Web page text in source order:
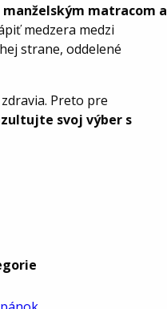
matracom a
medzera medzi
strane, oddelené
Preto pre
svoj výber s